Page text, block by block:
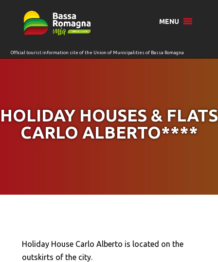
MENU
HOLIDAY HOUSES & FLATS
CARLO ALBERTO****
Holiday House Carlo Alberto is located on the
outskirts of the city.